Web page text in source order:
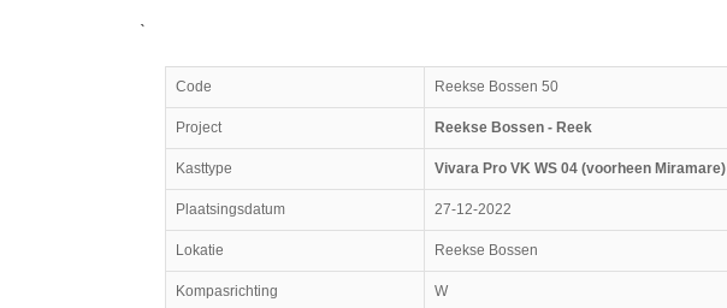
`
Code Reekse Bossen 50
Project Reekse Bossen - Reek
Kasttype Vivara Pro VK WS 04 (voorheen Miramare)
Plaatsingsdatum 27-12-2022
Lokatie Reekse Bossen
Kompasrichting W